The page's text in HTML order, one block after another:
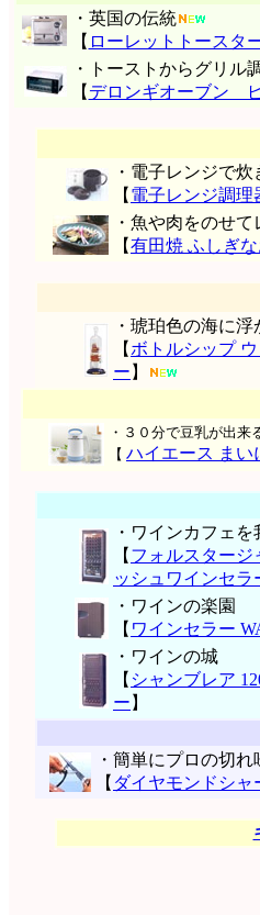
・英国の伝統
【 ローレットトースタ
・トーストからグリル
【 デロンギオーブン
・電子レンジで炊
【 電子レンジ調理
・魚や肉をのせ
【有田焼 ふしぎ
・琥珀色の海に
【 ボトルシップ
ー 】
・３０分で豆乳が出来
【 ハイエース まい
・ワインカフェ
【 フォルスタージ
ッシュワインセラ
・ワインの楽園
【 ワインセラー
・ワインの城
【 シャンブレア
ー 】
・簡単にプロの切れ
【 ダイヤモンドシャ